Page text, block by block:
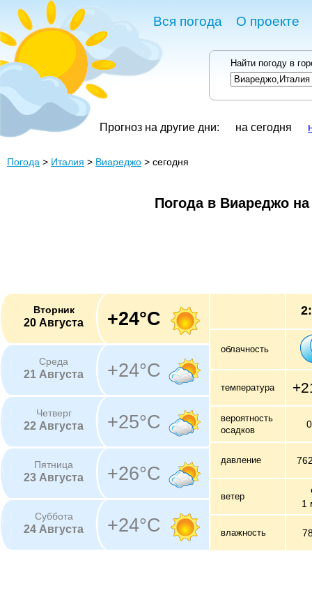
Вся погода О проекте
Найти погоду в
Прогноз на другие дни: на сегодня
Погода > Италия > Виареджо > сегодня
Погода в Виареджо на
Вторник
20 Августа +24°C
Среда
21 Августа +24°C
Четверг
22 Августа +25°C
Пятница
23 Августа +26°C
Суббота
24 Августа +24°C
облачность
температура
вероятность
осадков
давление
ветер
1
влажность